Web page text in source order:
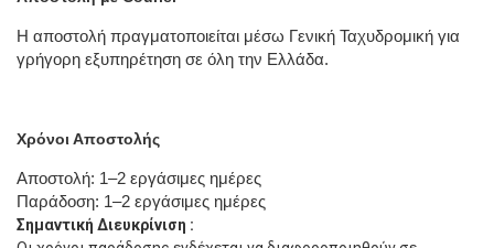
Η αποστολή πραγματοποιείται μέσω Γενική Ταχυδρομική για
γρήγορη εξυπηρέτηση σε όλη την Ελλάδα.
Χρόνοι Αποστολής
Αποστολή: 1–2 εργάσιμες ημέρες
Παράδοση: 1–2 εργάσιμες ημέρες
Σημαντική Διευκρίνιση :